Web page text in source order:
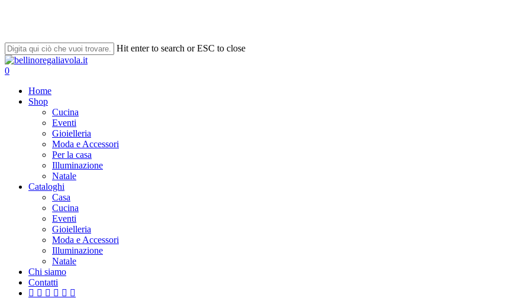
content
Hit enter to search or ESC to close
Close
Search
search
account
0
Home
Shop
Cucina
Eventi
Gioielleria
Moda e Accessori
Per la casa
Illuminazione
Natale
Cataloghi
Casa
Cucina
Eventi
Gioielleria
Moda e Accessori
Illuminazione
Natale
Chi siamo
Contatti
facebook
google-
instagram
whatsapp
tiktok
phone
email